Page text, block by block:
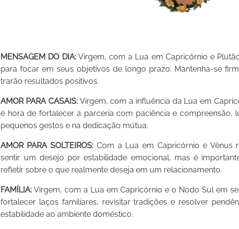
MENSAGEM DO DIA:Virgem, com a Lua em Capricórnio e
para focar em seus objetivos de longo prazo. Mantenha-se
trarão resultados positivos.
AMOR PARA CASAIS:Virgem, com a influência da Lua em
é hora de fortalecer a parceria com paciência e compreensão,
pequenos gestos e na dedicação mútua.
AMOR PARA SOLTEIROS:Com a Lua em Capricórnio e Vênus
sentir um desejo por estabilidade emocional, mas é
refletir sobre o que realmente deseja em um relacionamento.
FAMÍLIA: Virgem, com a Lua em Capricórnio e o Nodo Sul em
fortalecer laços familiares, revisitar tradições e resolver
estabilidade ao ambiente doméstico.